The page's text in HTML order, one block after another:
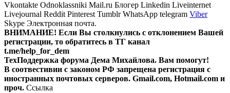
Vkontakte Odnoklassniki Mail.ru Блогер Linkedin Liveinternet
Livejournal Reddit Pinterest Tumblr WhatsApp telegram Viber
Skype Электронная почта.
ВНИМАНИЕ! Ecли Вы столкнулись с отклонением Вашей
регистрации, то обратитесь в ТГ канал
t.me/help_for_dem
ТехПоддержка форума Дема Михайлова. Вам помогут!
В соотвестивии с законом РФ запрещена регистрация с
иностранных почтовых серверов. Gmail.com, Hotmail.com и
проч. Ссылка